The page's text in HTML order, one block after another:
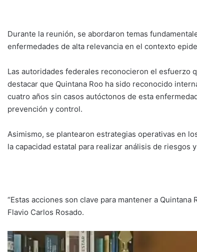
Durante la reunión, se abordaron temas
enfermedades de alta relevancia en el contexto
Las autoridades federales reconocieron el esfuerzo
destacar que Quintana Roo ha sido reconocido
cuatro años sin casos autóctonos de esta
prevención y control.
Asimismo, se plantearon estrategias operativas en
la capacidad estatal para realizar análisis de
“Estas acciones son clave para mantener a
Flavio Carlos Rosado.